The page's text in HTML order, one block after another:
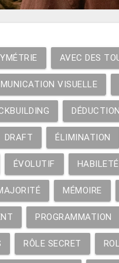
AVEC DES
VISUELLE
DÉDUCTION
DRAFT ÉLIMINATION
ÉVOLUTIF HABILETÉ
MÉMOIRE
PROGRAMMATION
RÔLE SECRET